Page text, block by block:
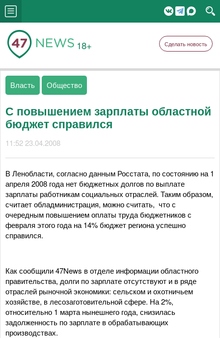
18+ Сделать новость
Власть Общество
С повышением зарплаты областной
бюджет справился
11:52 23.04.2008
В Ленобласти, согласно данным Росстата, по состоянию на 1
апреля 2008 года нет бюджетных долгов по выплате
зарплаты работникам социальных отраслей. Таким образом,
считает обладминистрация, можно считать, что с
очередным повышением оплаты труда бюджетников с
февраля этого года на 14% бюджет региона успешно
справился.
Как сообщили 47News в отделе информации областного
правительства, долги по зарплате отсутствуют и в ряде
отраслей рыночной экономики: сельском и охотничьем
хозяйстве, в лесозаготовительной сфере. На 2%,
относительно 1 марта нынешнего года, снизилась
задолженность по зарплате в обрабатывающих
производствах.